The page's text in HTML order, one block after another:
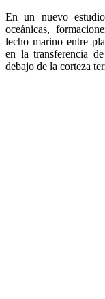
En un nuevo
oceánicas,
lecho marino entre
en la transferencia
debajo de la corteza